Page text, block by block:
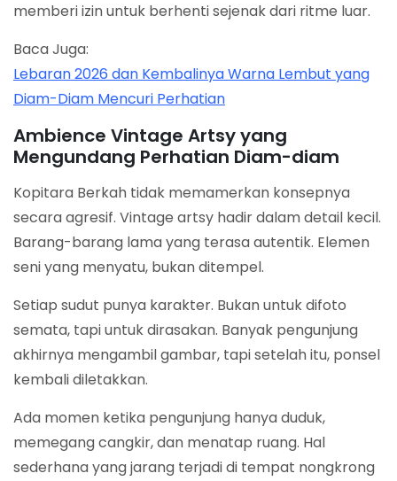
memberi izin untuk berhenti sejenak dari ritme luar.
Baca Juga:
Lebaran 2026 dan Kembalinya Warna Lembut yang
Diam-Diam Mencuri Perhatian
Ambience Vintage Artsy yang
Mengundang Perhatian Diam-diam
Kopitara Berkah tidak memamerkan konsepnya
secara agresif. Vintage artsy hadir dalam detail kecil.
Barang-barang lama yang terasa autentik. Elemen
seni yang menyatu, bukan ditempel.
Setiap sudut punya karakter. Bukan untuk difoto
semata, tapi untuk dirasakan. Banyak pengunjung
akhirnya mengambil gambar, tapi setelah itu, ponsel
kembali diletakkan.
Ada momen ketika pengunjung hanya duduk,
memegang cangkir, dan menatap ruang. Hal
sederhana yang jarang terjadi di tempat nongkrong